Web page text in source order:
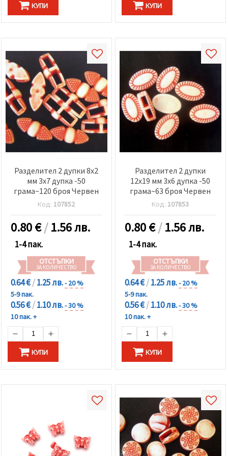
КУПИ КУПИ
Разделител 2 дупки 8x2
мм 3x7 дупка -50
грама~120 броя Червен
Код: 107852
0.80€/1.56 лв.
1-4 пак.
ОТСТЪПКИ
ЗА КОЛИЧЕСТВО
0.64 €/1.25 лв.- 20 %
5-9 пак.
0.56 €/1.10 лв.- 30 %
10 пак. +
КУПИ
Разделител 2 дупки
12x19 мм 3x6 дупка -50
грама~63 броя Червен
Код: 107853
0.80€/1.56 лв.
1-4 пак.
ОТСТЪПКИ
ЗА КОЛИЧЕСТВО
0.64 €/1.25 лв.- 20 %
5-9 пак.
0.56 €/1.10 лв.- 30 %
10 пак. +
КУПИ